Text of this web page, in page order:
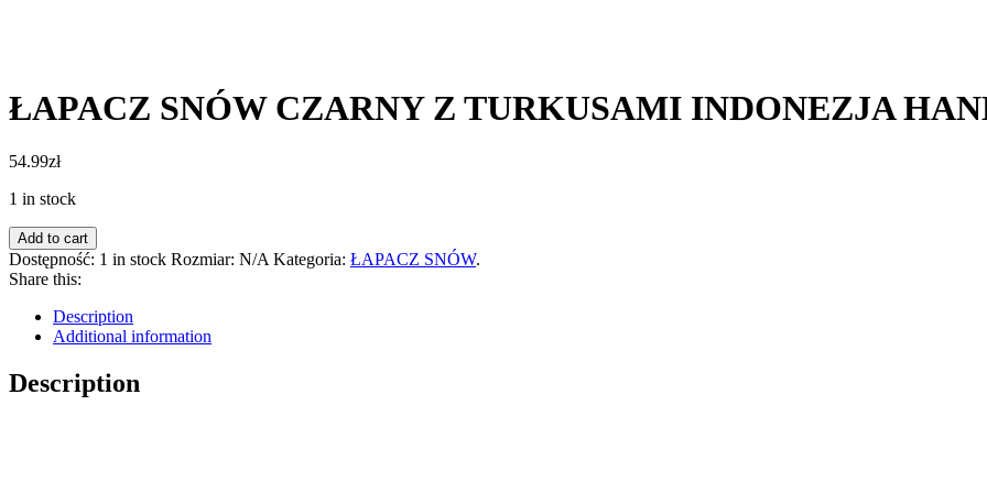
ŁAPACZ SNÓW CZARNY Z TURKUSAMI INDONEZJA
54.99zł
1 in stock
Add to cart
Dostępność: 1 in stock Rozmiar: N/A Kategoria: ŁAPACZ SNÓW.
Share this:
Description
Additional information
Description